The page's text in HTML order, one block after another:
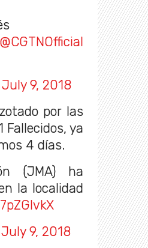
@CGTNOfficial
July 9, 2018
por las
ya
4 días.
(JMA) ha
la localidad
July 9, 2018